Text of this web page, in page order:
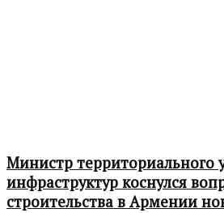
Министр территориального
инфраструктур коснулся
строительства в Армении